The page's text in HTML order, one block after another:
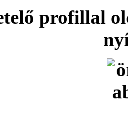
profillal